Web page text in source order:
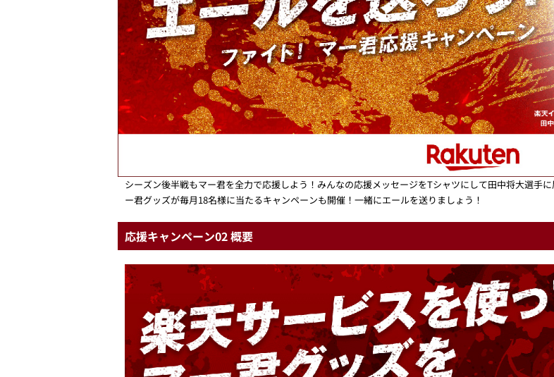
シーズン後半戦もマー君を全力で応援しよう！みんなの応援メッセージをTシャツにして田中将大選手
ー君グッズが毎月18名様に当たるキャンペーンも開催！一緒にエールを送りましょう！
応援キャンペーン02 概要